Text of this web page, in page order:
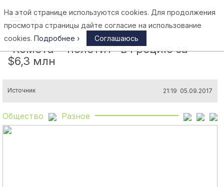
Афины
"Комета" "полетит" в Грецию за
$6,3 млн
Источник 21:19 05.09.2017
Общество Разное
На этой странице используются cookies. Для продолжения
просмотра страницы дайте согласие на использование
cookies. Подробнее › Соглашаюсь